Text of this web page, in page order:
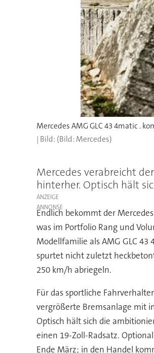
Mercedes AMG GLC 43 4matic .
(Bild: Mercedes)
Mercedes verabreicht
hinterher. Optisch hält
ANZEIGE
Endlich bekommt der
was im Portfolio Rang und
Modellfamilie als AMG GLC
spurtet nicht zuletzt
250 km/h abriegeln.
Für das sportliche
vergrößerte Bremsanlage mit
Optisch hält sich die
einen 19-Zoll-Radsatz.
Ende März; in den Handel